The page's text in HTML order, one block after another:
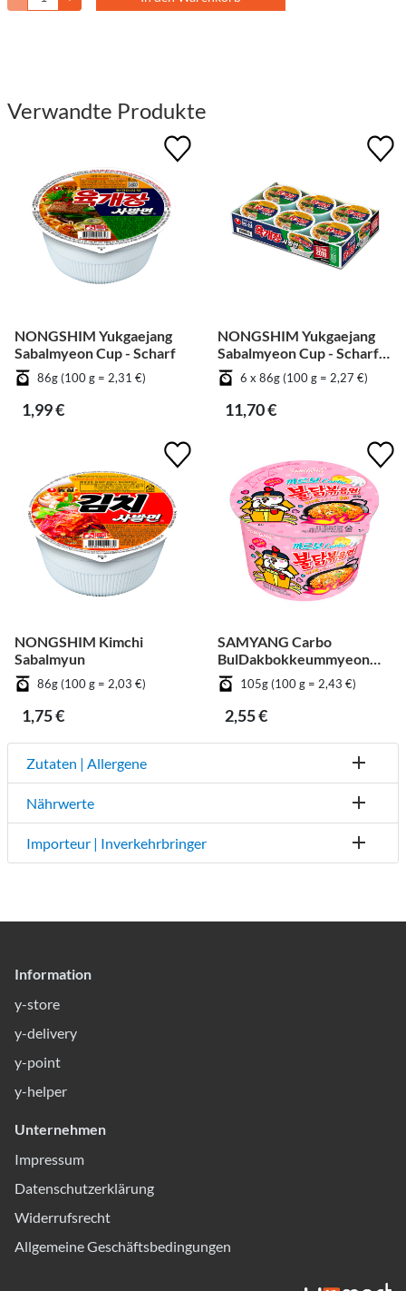
Verwandte Produkte
NONGSHIM Yukgaejang
Sabalmyeon Cup - Scharf
86g (100 g = 2,31 €)
1,99 €
NONGSHIM Yukgaejang
Sabalmyeon Cup - Scharf
[Bündel]
6 x 86g (100 g = 2,27 €)
11,70 €
NONGSHIM Kimchi
Sabalmyun
86g (100 g = 2,03 €)
1,75 €
SAMYANG Carbo
BulDakbokkeummyeon
Big Cup105g (100 g = 2,43 €)
2,55 €
Zutaten | Allergene
Nährwerte
Importeur | Inverkehrbringer
Information
y-store
y-delivery
y-point
y-helper
Unternehmen
Impressum
Datenschutzerklärung
Widerrufsrecht
Allgemeine Geschäftsbedingungen